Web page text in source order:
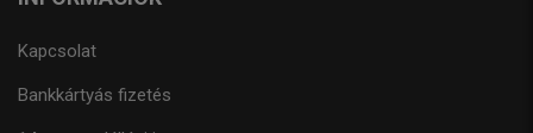
Kapcsolat
Bankkártyás fizetés